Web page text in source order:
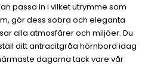
passa in i vilket utrymme som
gör dess sobra och eleganta
alla atmosfärer och miljöer. Du
ditt antracitgråa hörnbord idag
dagarna tack vare vår